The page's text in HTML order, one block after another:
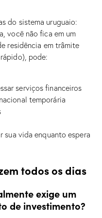
do sistema uruguaio:
você não fica em um
residência em trâmite
pode:
serviços financeiros
temporária
sua vida enquanto espera
todos os dias
exige um
de investimento?